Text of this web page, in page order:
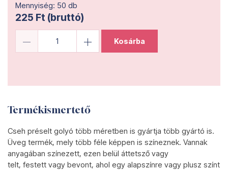
Mennyiség: 50 db
225 Ft (bruttó)
Kosárba
Termékismertető
Cseh préselt golyó több méretben is gyártja több gyártó is.
Üveg termék, mely több féle képpen is színeznek. Vannak
anyagában színezett, ezen belül áttetsző vagy
telt, festett vagy bevont, ahol egy alapszínre vagy plusz színt